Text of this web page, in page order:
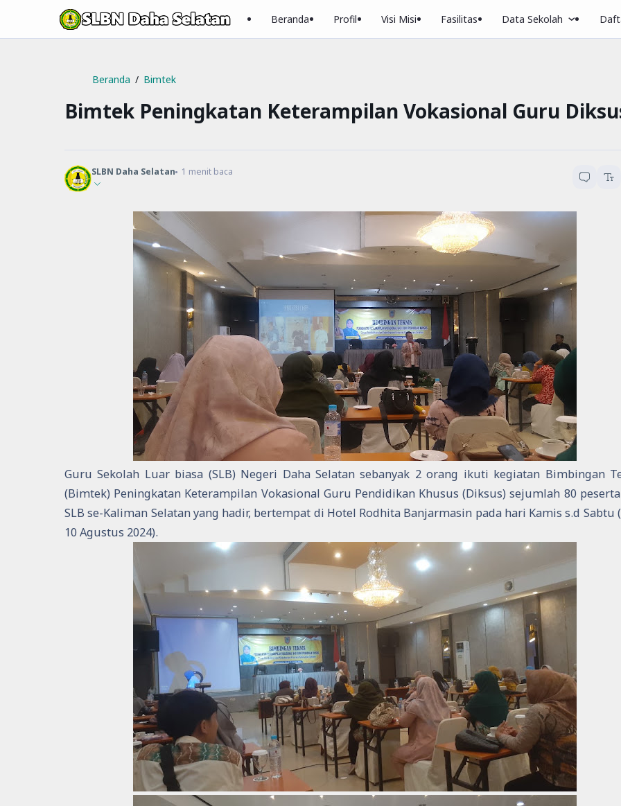
Beranda Profil Visi Misi Fasilitas Data Sekolah
Beranda Bimtek
Bimtek Peningkatan Keterampilan Vokasional Guru
SLBN Daha Selatan 1 menit baca
Guru Sekolah Luar biasa (SLB) Negeri Daha Selatan sebanyak 2 orang ikuti kegiatan Bimbingan
(Bimtek) Peningkatan Keterampilan Vokasional Guru Pendidikan Khusus (Diksus) sejumlah 80
SLB se-Kaliman Selatan yang hadir, bertempat di Hotel Rodhita Banjarmasin pada hari Kamis s.d Sabtu
10 Agustus 2024).